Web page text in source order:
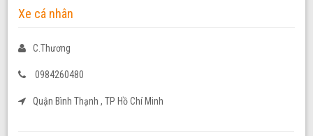
Xe cá nhân
C.Thương
0984260480
Quận Bình Thạnh , TP Hồ Chí Minh